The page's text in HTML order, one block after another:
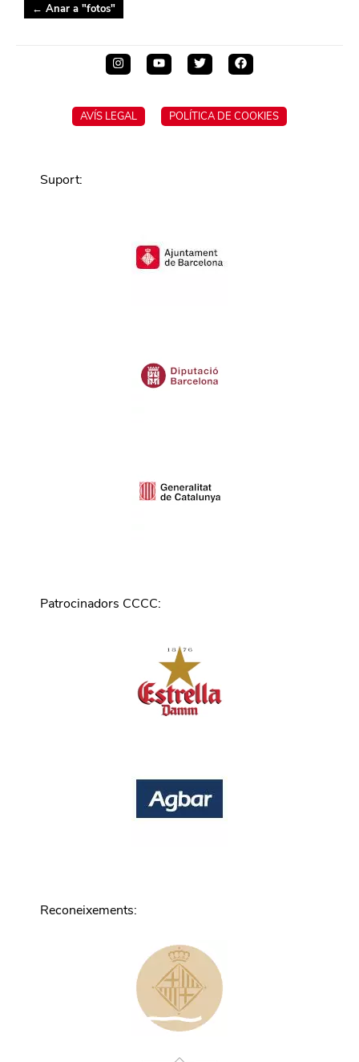
← Anar a "fotos"
AVÍS LEGAL POLÍTICA DE COOKIES
Suport:
Patrocinadors CCCC:
Reconeixements: